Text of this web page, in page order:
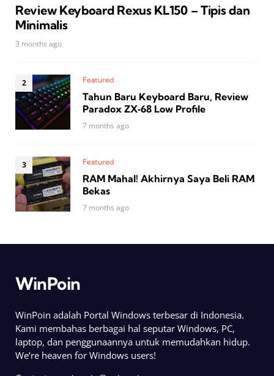
Review Keyboard Rexus KL150 – Tipis dan
Minimalis
3 months ago
Featured
Tahun Baru Keyboard Baru, Review
Paradox ZX‑68 Low Profile
7 months ago
Featured
RAM Mahal! Akhirnya Saya Beli RAM
Bekas
7 months ago
WinPoin
WinPoin adalah Portal Windows terbesar di Indonesia.
Kami membahas berbagai hal seputar Windows, PC,
laptop, dan penggunaannya untuk memudahkan hidup.
We’re heaven for Windows users!